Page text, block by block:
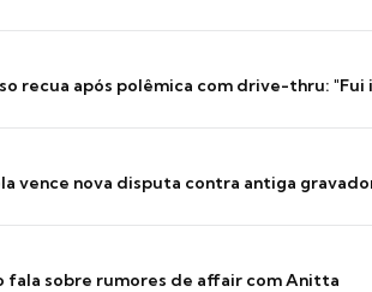
recua após polêmica com drive-thru: "Fui
vence nova disputa contra antiga
fala sobre rumores de affair com Anitta